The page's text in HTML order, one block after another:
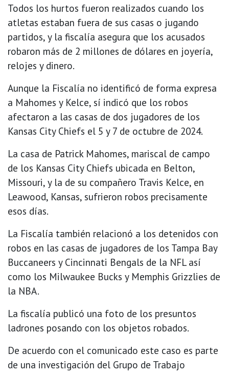
Todos los hurtos fueron realizados cuando los
atletas estaban fuera de sus casas o jugando
partidos, y la fiscalía asegura que los acusados
robaron más de 2 millones de dólares en joyería,
relojes y dinero.
Aunque la Fiscalía no identificó de forma expresa
a Mahomes y Kelce, sí indicó que los robos
afectaron a las casas de dos jugadores de los
Kansas City Chiefs el 5 y 7 de octubre de 2024.
La casa de Patrick Mahomes, mariscal de campo
de los Kansas City Chiefs ubicada en Belton,
Missouri, y la de su compañero Travis Kelce, en
Leawood, Kansas, sufrieron robos precisamente
esos días.
La Fiscalía también relacionó a los detenidos con
robos en las casas de jugadores de los Tampa Bay
Buccaneers y Cincinnati Bengals de la NFL así
como los Milwaukee Bucks y Memphis Grizzlies de
la NBA.
La fiscalía publicó una foto de los presuntos
ladrones posando con los objetos robados.
De acuerdo con el comunicado este caso es parte
de una investigación del Grupo de Trabajo